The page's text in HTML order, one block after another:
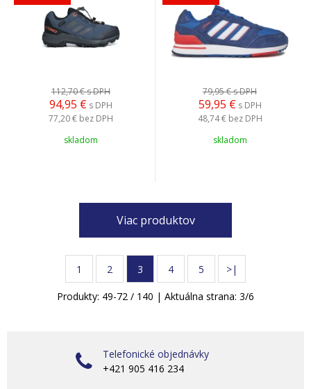
obuv
112,70 €s DPH
94,95 € s DPH
77,20 € bez DPH
skladom
79,95 €s DPH
59,95 € s DPH
48,74 € bez DPH
skladom
Viac produktov
1 2 3 4 5 >|
Produkty: 49-72 / 140 | Aktuálna strana: 3/6
Telefonické objednávky
+421 905 416 234